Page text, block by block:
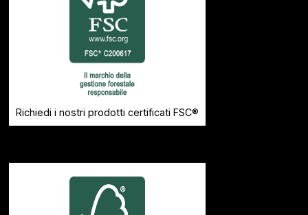
Richiedi i nostri prodotti certificati FSC®